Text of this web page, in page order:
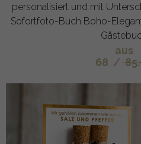
personalisiert und mit
Sofortfoto-Buch Boho-
aus
68 /